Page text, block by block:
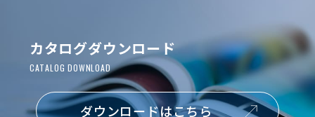
カタログダウンロード
ダウンロードはこちら